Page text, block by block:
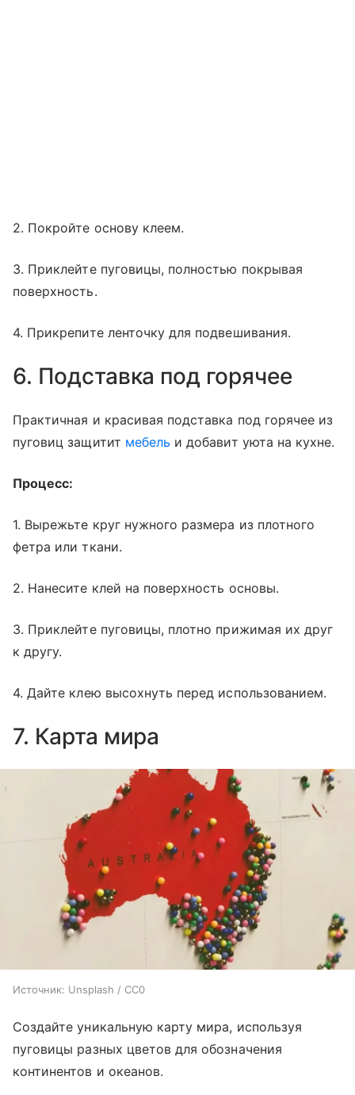
2. Покройте основу клеем.
3. Приклейте пуговицы, полностью покрывая
поверхность.
4. Прикрепите ленточку для подвешивания.
6. Подставка под горячее
Практичная и красивая подставка под горячее из
пуговиц защитит мебель и добавит уюта на кухне.
Процесс:
1. Вырежьте круг нужного размера из плотного
фетра или ткани.
2. Нанесите клей на поверхность основы.
3. Приклейте пуговицы, плотно прижимая их друг
к другу.
4. Дайте клею высохнуть перед использованием.
7. Карта мира
Источник: Unsplash / CC0
Создайте уникальную карту мира, используя
пуговицы разных цветов для обозначения
континентов и океанов.